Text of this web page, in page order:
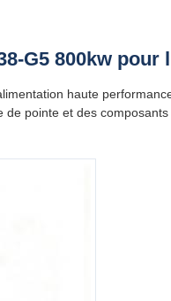
G5 800kw
haute
pointe et des